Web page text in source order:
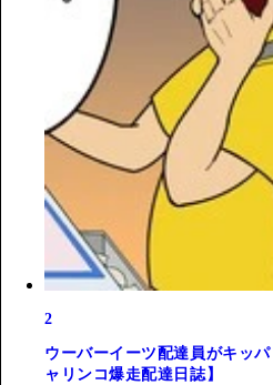
2
ウーバーイーツ配達員がキッ
ャリンコ爆走配達日誌】